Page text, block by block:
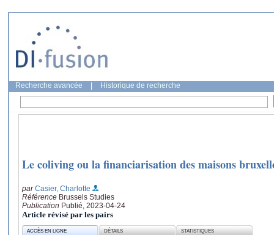
Recherche avancée Historique de recherche
Le coliving ou la financiarisation des maisons
parCasier, Charlotte
Référence Brussels Studies
Publication Publié, 2023-04-24
Article révisé par les pairs
ACCÈS EN LIGNE DÉTAILS STATISTIQUES